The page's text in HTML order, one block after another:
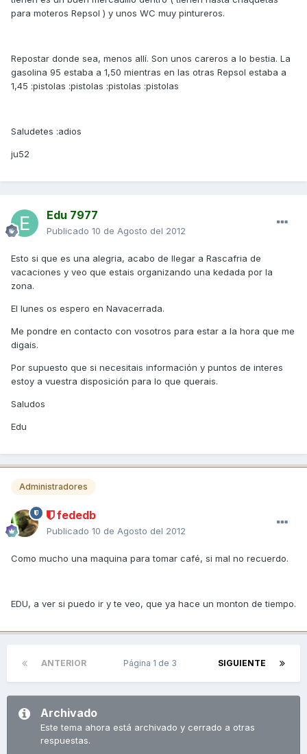
para moteros Repsol ) y unos WC muy pintureros.
Repostar donde sea, menos allí. Son unos careros a lo bestia. La
gasolina 95 estaba a 1,50 mientras en las otras Repsol estaba a
1,45 :pistolas :pistolas :pistolas :pistolas
Saludetes :adios
ju52
Edu 7977
Publicado 10 de Agosto del 2012
Esto si que es una alegria, acabo de llegar a Rascafria de
vacaciones y veo que estais organizando una kedada por la
zona.
El lunes os espero en Navacerrada.
Me pondre en contacto con vosotros para estar a la hora que me
digais.
Por supuesto que si necesitais información y puntos de interes
estoy a vuestra disposición para lo que querais.
Saludos
Edu
Administradores
fededb
Publicado 10 de Agosto del 2012
Como mucho una maquina para tomar café, si mal no recuerdo.
EDU, a ver si puedo ir y te veo, que ya hace un monton de tiempo.
ANTERIOR SIGUIENTE
Página 1 de 3
Archivado
Este tema ahora está archivado y cerrado a otras
respuestas.